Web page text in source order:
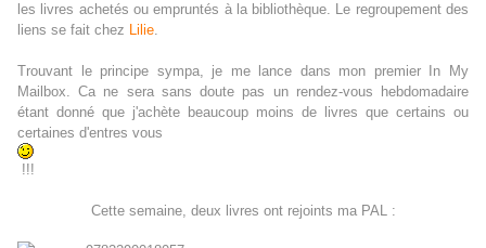
les livres achetés ou empruntés à la bibliothèque. Le regroupement des
liens se fait chez Lilie.
Trouvant le principe sympa, je me lance dans mon premier In My
Mailbox. Ca ne sera sans doute pas un rendez-vous hebdomadaire
étant donné que j'achète beaucoup moins de livres que certains ou
certaines d'entres vous
!!!
Cette semaine, deux livres ont rejoints ma PAL :